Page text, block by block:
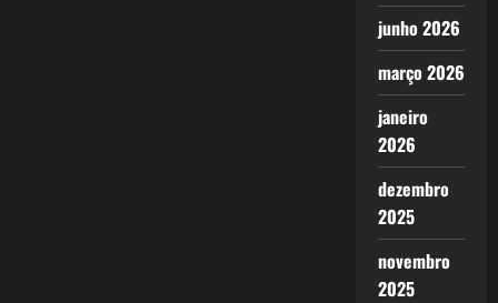
junho 2026
março 2026
janeiro
2026
dezembro
2025
novembro
2025